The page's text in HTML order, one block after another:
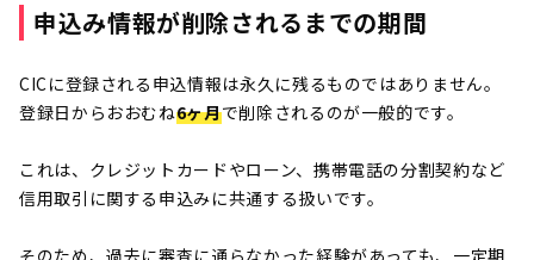
申込み情報が削除されるまでの期間
CICに登録される申込情報は永久に残るものではありません。
登録日からおおむね6ヶ月で削除されるのが一般的です。
これは、クレジットカードやローン、携帯電話の分割契約など
信用取引に関する申込みに共通する扱いです。